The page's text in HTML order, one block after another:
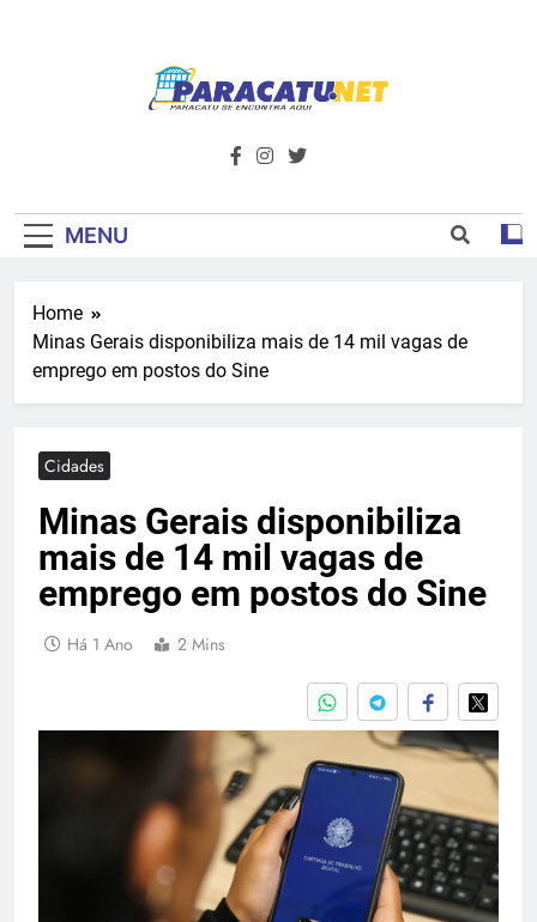
Paracatu.net –
Notícias E
Primeiro Do
Noroeste De
além de tudo sobre esportes e
MENU
Home
Minas Gerais disponibiliza mais de 14 mil vagas de
emprego em postos do Sine
Cidades
Minas Gerais disponibiliza
mais de 14 mil vagas de
emprego em postos do Sine
Há 1 Ano 2 Mins